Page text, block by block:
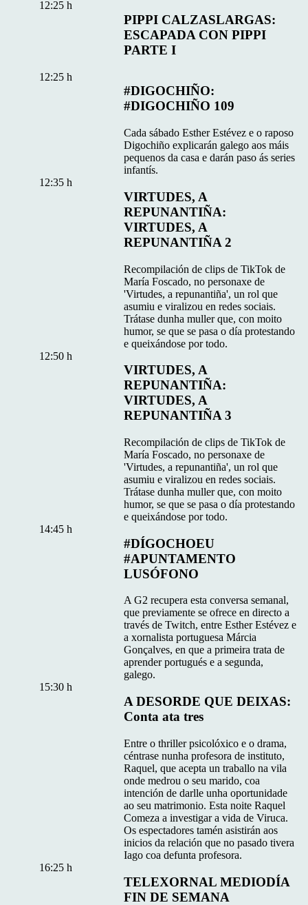
PIPPI CALZASLARGAS:
ESCAPADA CON PIPPI
PARTE I
12:25 h
#DIGOCHIÑO:
#DIGOCHIÑO 109
Cada sábado Esther Estévez e o raposo
Digochiño explicarán galego aos máis
pequenos da casa e darán paso ás series
infantís.
12:25 h
VIRTUDES, A
REPUNANTIÑA:
VIRTUDES, A
REPUNANTIÑA 2
Recompilación de clips de TikTok de
María Foscado, no personaxe de
'Virtudes, a repunantiña', un rol que
asumiu e viralizou en redes sociais.
Trátase dunha muller que, con moito
humor, se que se pasa o día protestando
e queixándose por todo.
12:35 h
VIRTUDES, A
REPUNANTIÑA:
VIRTUDES, A
REPUNANTIÑA 3
Recompilación de clips de TikTok de
María Foscado, no personaxe de
'Virtudes, a repunantiña', un rol que
asumiu e viralizou en redes sociais.
Trátase dunha muller que, con moito
humor, se que se pasa o día protestando
e queixándose por todo.
12:50 h
#DÍGOCHOEU
#APUNTAMENTO
LUSÓFONO
A G2 recupera esta conversa semanal,
que previamente se ofrece en directo a
través de Twitch, entre Esther Estévez e
a xornalista portuguesa Márcia
Gonçalves, en que a primeira trata de
aprender portugués e a segunda,
galego.
14:45 h
A DESORDE QUE DEIXAS:
Conta ata tres
Entre o thriller psicolóxico e o drama,
céntrase nunha profesora de instituto,
Raquel, que acepta un traballo na vila
onde medrou o seu marido, coa
intención de darlle unha oportunidade
ao seu matrimonio. Esta noite Raquel
Comeza a investigar a vida de Viruca.
Os espectadores tamén asistirán aos
inicios da relación que no pasado tivera
Iago coa defunta profesora.
15:30 h
TELEXORNAL MEDIODÍA
FIN DE SEMANA
16:25 h